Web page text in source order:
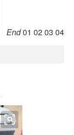
End01 02 03 04